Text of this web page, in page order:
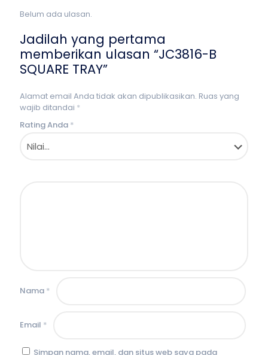
Belum ada ulasan.
Jadilah yang pertama
memberikan ulasan “JC3816-B
SQUARE TRAY”
Alamat email Anda tidak akan dipublikasikan. Ruas yang
wajib ditandai *
Rating Anda *
Nama *
Email *
Simpan nama, email, dan situs web saya pada